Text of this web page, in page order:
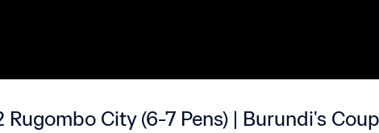
Rugombo City (6-7 Pens) | Burundi's